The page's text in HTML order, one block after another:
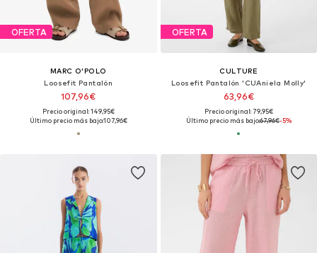
OFERTA
MARC O'POLO
Loosefit Pantalón
107,96€
Precio original: 149,95€
Último precio más bajo:107,96€
OFERTA
CULTURE
Loosefit Pantalón 'CUAniela Molly'
63,96€
Precio original: 79,95€
Último precio más bajo:67,96€-5%